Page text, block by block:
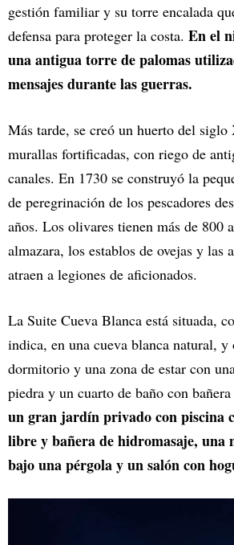
gestión familiar y su torre encalada
defensa para proteger la costa. En el
una antigua torre de palomas
mensajes durante las guerras.
Más tarde, se creó un huerto del
murallas fortificadas, con riego de
canales. En 1730 se construyó la
de peregrinación de los pescadores
años. Los olivares tienen más de 800
almazara, los establos de ovejas y las
atraen a legiones de aficionados.
La Suite Cueva Blanca está situada,
indica, en una cueva blanca natural, y
dormitorio y una zona de estar con
piedra y un cuarto de baño con
un gran jardín privado con piscina
libre y bañera de hidromasaje, una
bajo una pérgola y un salón con